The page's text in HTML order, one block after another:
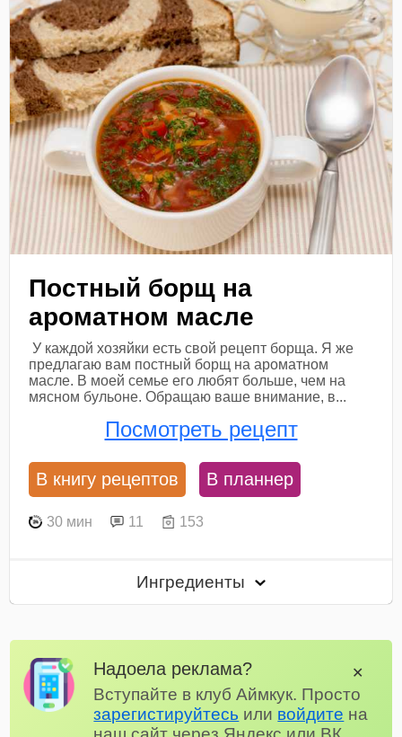
Постный борщ на
ароматном масле
У каждой хозяйки есть свой рецепт борща. Я же
предлагаю вам постный борщ на ароматном
масле. В моей семье его любят больше, чем на
мясном бульоне. Обращаю ваше внимание, в...
Посмотреть рецепт
В книгу рецептов В планнер
30 мин 11 153
Ингредиенты
Надоела реклама?
Вступайте в клуб Аймкук. Просто
зарегистируйтесь или войдите на
✕